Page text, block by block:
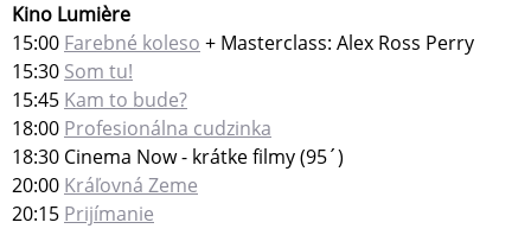
Kino Lumière
15:00 Farebné koleso + Masterclass: Alex Ross Perry
15:30 Som tu!
15:45 Kam to bude?
18:00 Profesionálna cudzinka
18:30 Cinema Now - krátke filmy (95´)
20:00 Kráľovná Zeme
20:15 Prijímanie